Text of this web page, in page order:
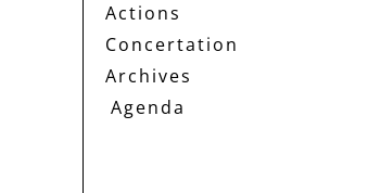
Actions
Concertation
Archives
Agenda